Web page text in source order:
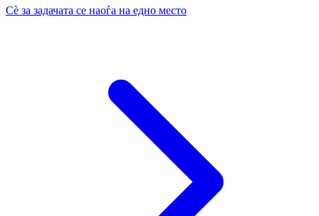
Сè за задачата се наоѓа на едно место